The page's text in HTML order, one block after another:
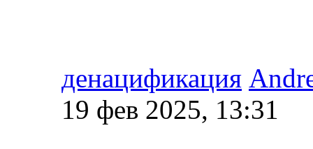
денацификация
19 фев 2025, 13:31